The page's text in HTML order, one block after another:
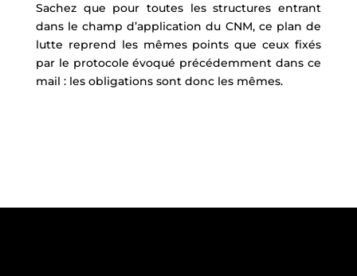
Sachez que pour toutes les structures entrant
dans le champ d’application du CNM, ce plan de
lutte reprend les mêmes points que ceux fixés
par le protocole évoqué précédemment dans ce
mail : les obligations sont donc les mêmes.